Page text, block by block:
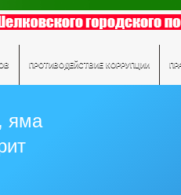
ПРОТИВОДЕЙСТВИЕ КОРРУПЦИИ
яма